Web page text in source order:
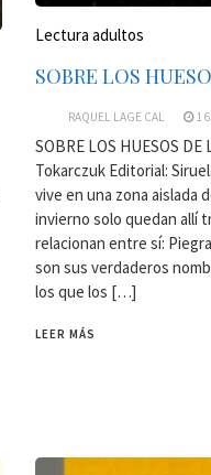
Lectura adultos
SOBRE LOS
RAQUEL LAGE CAL
SOBRE LOS HUESOS
Tokarczuk Editorial:
vive en una zona aislada
invierno solo quedan allí
relacionan entre sí:
son sus verdaderos
los que los […]
LEER MÁS